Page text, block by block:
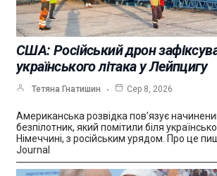
США: Російський дрон
українського літака у Лейпцигу
Тетяна Гнатишин Сер 8, 2026
Американська розвідка пов’язує
безпілотник, який помітили біля
Німеччині, з російським урядом. Про це
Journal